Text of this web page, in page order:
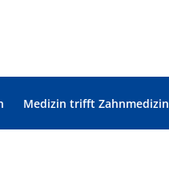
Medizin trifft Zahnmedizin